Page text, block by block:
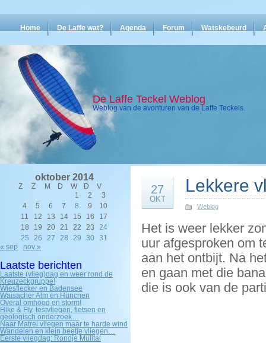
Home De Laffe wat? Agenda Forum Watskebeurd
De Laffe Teckel Weblog
Weblog van de avonturen van de Laffe Teckels.
oktober 2014
Z Z M D W D
V
1
2
3
4
5 6 7 8 9
10
11
12 13 14 15 16
17
18
19 20 21 22 23
24
25
26 27 28 29 30
31
« sep
nov »
Laatste berichten
Laatste (vlieg)dag en weer rond de
Kreuzeckgruppe!
Wiesflecker en Badensee
Waisacher Alm en Hünchen
Overal omhoog en storm!
Hike & Fly, testvliegen, fietsen en
geologisch onderzoek…
Naar Matrei vliegen maar te harde wind
Wandelen en klein beetje vliegen…
Eerste vliegdag: Rondje Mülltal
27
OKT
Lekkere
Weblog
Het is weer lekker
uur afgesproken om
aan het ontbijt. Na
en gaan met die
die is ook van de